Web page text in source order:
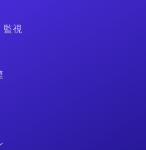
監視